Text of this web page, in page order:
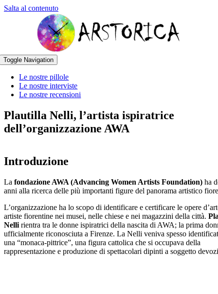
Salta al contenuto
Toggle Navigation
Le nostre pillole
Le nostre interviste
Le nostre recensioni
Plautilla Nelli, l’artista ispiratrice
dell’organizzazione AWA
Introduzione
La fondazione AWA (Advancing Women Artists Foundation) ha
anni alla ricerca delle più importanti figure del panorama artistico
L’organizzazione ha lo scopo di identificare e certificare le opere
artiste fiorentine nei musei, nelle chiese e nei magazzini della città.
Nelli rientra tra le donne ispiratrici della nascita di AWA; la prima
ufficialmente riconosciuta a Firenze. La Nelli veniva spesso
una “monaca-pittrice”, una figura cattolica che si occupava della
rappresentazione e produzione di spettacolari dipinti a soggetto